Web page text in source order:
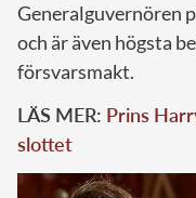
Generalguvernören
och är även högsta
försvarsmakt.
LÄS MER: Prins
slottet